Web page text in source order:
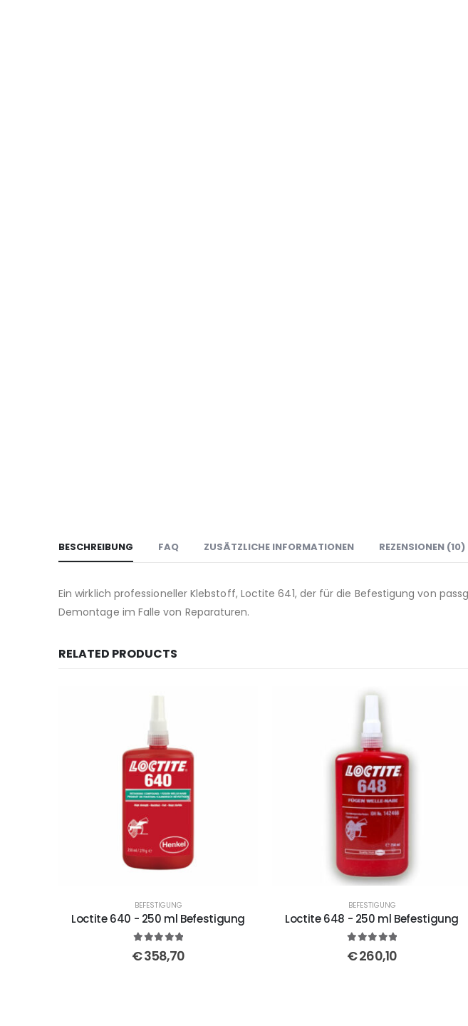
BESCHREIBUNG FAQ ZUSÄTZLICHE INFORMATIONEN REZENSIONEN (10)
Ein wirklich professioneller Klebstoff, Loctite 641, der für die Befestigung von
Demontage im Falle von Reparaturen.
RELATED PRODUCTS
BEFESTIGUNG
Loctite 640 - 250 ml Befestigung
out of 5
€358,70
BEFESTIGUNG
Loctite 648 - 250 ml Befestigung
out of 5
€260,10